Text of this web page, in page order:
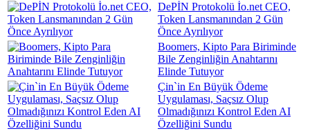
DePİN Protokolü İo.net CEO,
Token Lansmanından 2 Gün
Önce Ayrılıyor
Boomers, Kipto Para Biriminde
Bile Zenginliğin Anahtarını
Elinde Tutuyor
Çin`in En Büyük Ödeme
Uygulaması, Saçsız Olup
Olmadığınızı Kontrol Eden AI
Özelliğini Sundu